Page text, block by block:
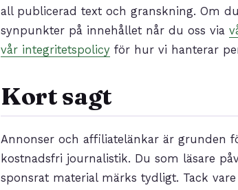
all publicerad text och granskning. Om
synpunkter på innehållet når du oss via
vår integritetspolicy för hur vi hanterar
Kort sagt
Annonser och affiliatelänkar är grunden
kostnadsfri journalistik. Du som läsare
sponsrat material märks tydligt. Tack